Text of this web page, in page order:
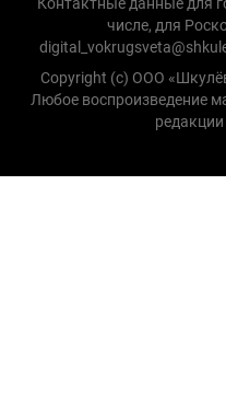
Контактные данные для
числе, для
Copyright (с) ООО
Любое воспроизведение